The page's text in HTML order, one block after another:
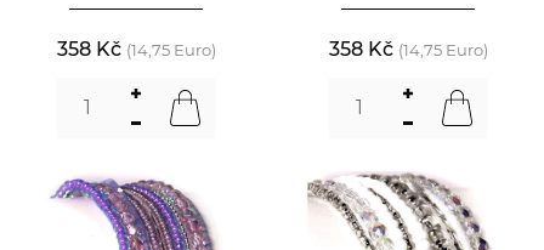
358 Kč (14,75 Euro) 358 Kč (14,75 Euro)